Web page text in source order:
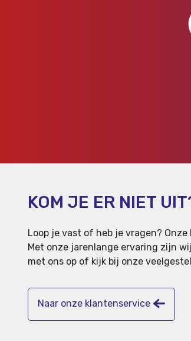
KOM JE ER NIET
Loop je vast of heb je vragen?
Met onze jarenlange ervaring zijn
met ons op of kijk bij onze
Naar onze klantenservice